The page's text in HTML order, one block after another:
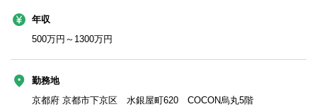
年収
500万円～1300万円
勤務地
京都府 京都市下京区 水銀屋町620 COCON烏丸5階